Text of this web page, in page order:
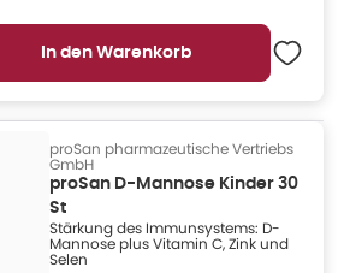
In den Warenkorb
proSan pharmazeutische Vertriebs
GmbH
proSan D-Mannose Kinder 30
St
Stärkung des Immunsystems: D-
Mannose plus Vitamin C, Zink und
Selen